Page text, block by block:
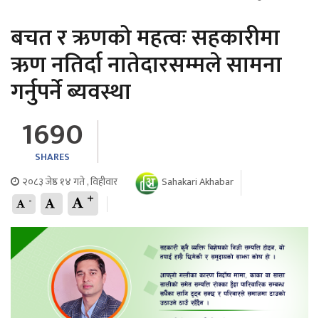
बचत र ऋणको महत्वः सहकारीमा
ऋण नतिर्दा नातेदारसम्मले सामना
गर्नुपर्ने ब्यवस्था
1690
SHARES
२०८३ जेष्ठ १४ गते , विहीवार
Sahakari Akhabar
- +